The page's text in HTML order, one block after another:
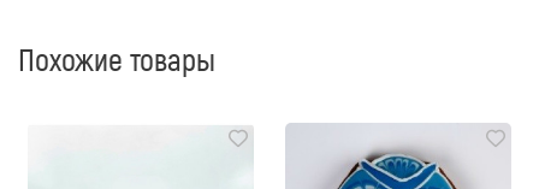
Похожие товары